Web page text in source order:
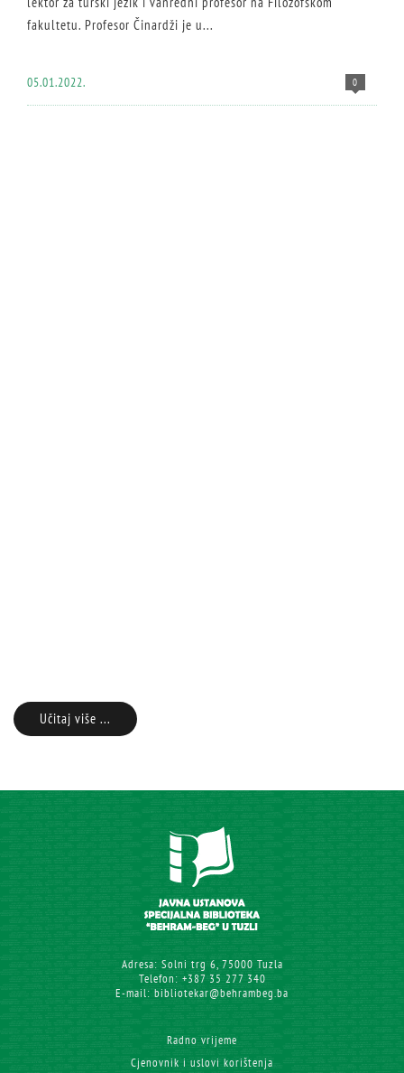
fakultetu. Profesor Činardži je u...
0
05.01.2022.
Učitaj više ...
Adresa: Solni trg 6, 75000 Tuzla
Telefon: +387 35 277 340
E-mail: bibliotekar@behrambeg.ba
Radno vrijeme
Cjenovnik i uslovi korištenja